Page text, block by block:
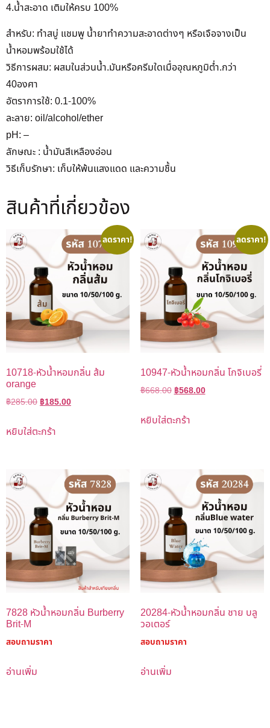
4.น้ำสะอาด เติมให้ครบ 100%
สำหรับ: ทำสบู่ แชมพู น้ำยาทำความสะอาดต่างๆ หรือเจือจางเป็น
น้ำหอมพร้อมใช้ได้
วิธีการผสม: ผสมในส่วนน้ำ.มันหรือครีมใดเมื่ออุณหภูมิต่ำ.กว่า
40องศา
อัตราการใช้: 0.1-100%
ละลาย: oil/alcohol/ether
pH: –
ลักษณะ : น้ำมันสีเหลืองอ่อน
วิธีเก็บรักษา: เก็บให้พ้นแสงแดด และความชื้น
สินค้าที่เกี่ยวข้อง
ลดราคา!
10718-หัวน้ำหอมกลิ่น ส้ม
orange
฿285.00 ฿185.00
หยิบใส่ตะกร้า
ลดราคา!
10947-หัวน้ำหอมกลิ่น โกจิเบอรี่
฿668.00 ฿568.00
หยิบใส่ตะกร้า
7828 หัวน้ำหอมกลิ่น Burberry
Brit-M
สอบถามราคา
อ่านเพิ่ม
20284-หัวน้ำหอมกลิ่น ชาย บลู
วอเตอร์
สอบถามราคา
อ่านเพิ่ม